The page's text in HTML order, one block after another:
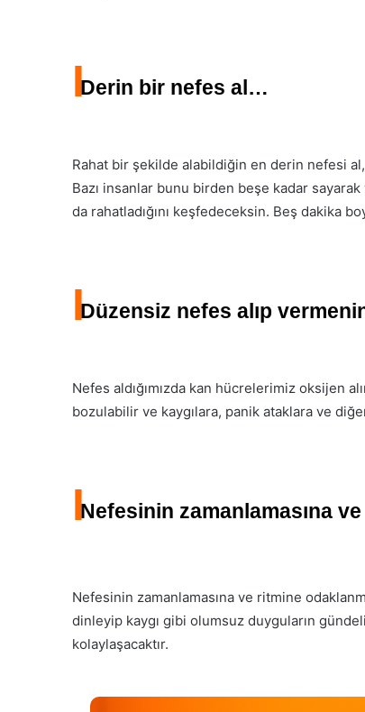
IDerin bir nefes al…
Rahat bir şekilde alabildiğin en derin nefesi
Bazı insanlar bunu birden beşe kadar
da rahatladığını keşfedeceksin. Beş dakika
IDüzensiz nefes alıp
Nefes aldığımızda kan hücrelerimiz oksijen
bozulabilir ve kaygılara, panik ataklara ve
INefesinin zamanlamasına
Nefesinin zamanlamasına ve ritmine
dinleyip kaygı gibi olumsuz duyguların
kolaylaşacaktır.